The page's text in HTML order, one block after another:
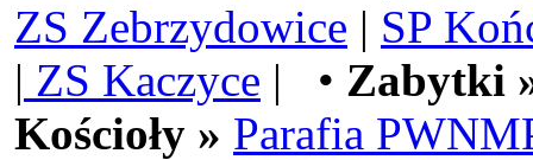
ZS Zebrzydowice | SP
| ZS Kaczyce | • Zabytki
Kościoły » Parafia